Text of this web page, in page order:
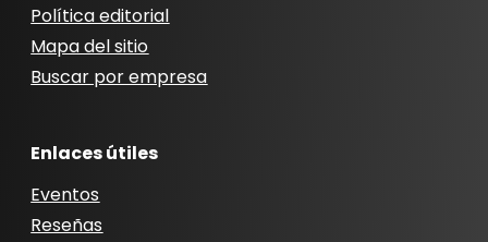
Política editorial
Mapa del sitio
Buscar por empresa
Enlaces útiles
Eventos
Reseñas